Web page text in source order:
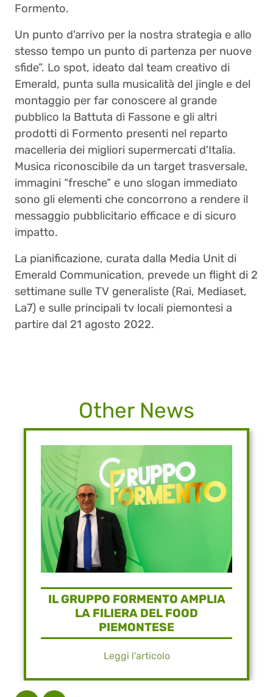
Formento.
Un punto d'arrivo per la nostra strategia e allo
stesso tempo un punto di partenza per nuove
sfide”. Lo spot, ideato dal team creativo di
Emerald, punta sulla musicalità del jingle e del
montaggio per far conoscere al grande
pubblico la Battuta di Fassone e gli altri
prodotti di Formento presenti nel reparto
macelleria dei migliori supermercati d'Italia.
Musica riconoscibile da un target trasversale,
immagini “fresche” e uno slogan immediato
sono gli elementi che concorrono a rendere il
messaggio pubblicitario efficace e di sicuro
impatto.
La pianificazione, curata dalla Media Unit di
Emerald Communication, prevede un flight di 2
settimane sulle TV generaliste (Rai, Mediaset,
La7) e sulle principali tv locali piemontesi a
partire dal 21 agosto 2022.
Other News
IL GRUPPO FORMENTO AMPLIA
LA FILIERA DEL FOOD
PIEMONTESE
Leggi l'articolo